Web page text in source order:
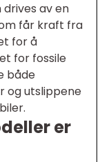
av en
får kraft fra
for å
for fossile
både
og utslippene
er